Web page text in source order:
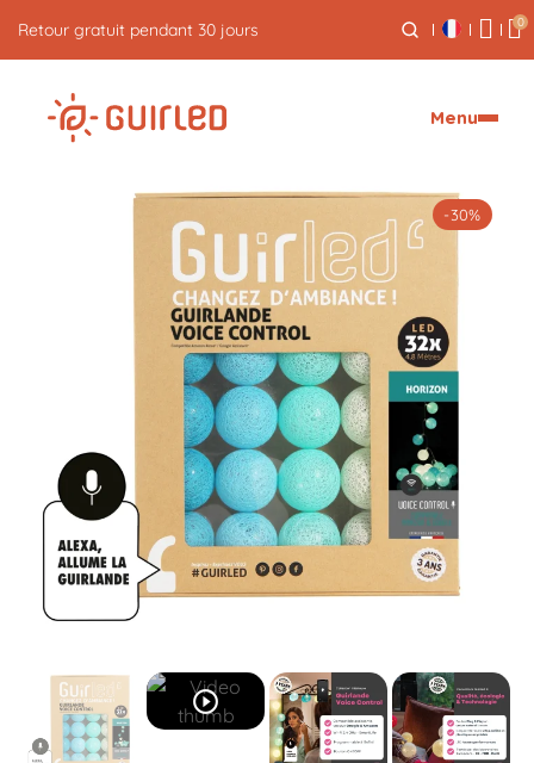
Livraison express offerte dès 59€ 0
Menu
-30%
play_circle_outline